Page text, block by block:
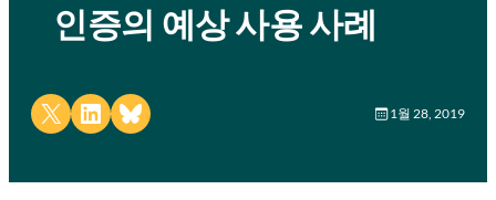
인증의 예상 사용 사례
Share on X Share on LinkedIn
Share on Bluesky 1월 28, 2019